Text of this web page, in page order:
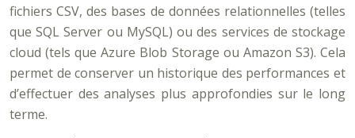
fichiers CSV, des bases de données relationnelles (telles
que SQL Server ou MySQL) ou des services de stockage
cloud (tels que Azure Blob Storage ou Amazon S3). Cela
permet de conserver un historique des performances et
d’effectuer des analyses plus approfondies sur le long
terme.